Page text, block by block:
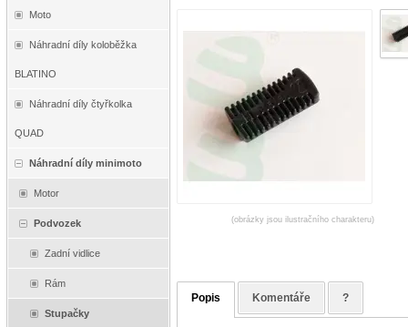
Moto
Náhradní díly koloběžka
BLATINO
Náhradní díly čtyřkolka
QUAD
Náhradní díly minimoto
Motor
Podvozek
Zadní vidlice
Rám
Stupačky
(obrázky jsou ilustračního charakteru)
Popis Komentáře ?